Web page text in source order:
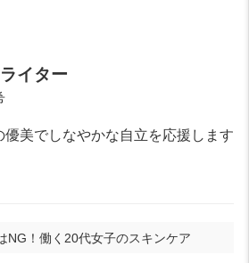
イター
優美でしなやかな自立を応援します
NG！働く20代女子のスキンケア